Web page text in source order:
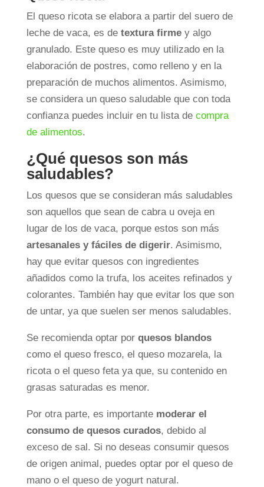
El queso ricota se elabora a partir del suero de
leche de vaca, es de textura firmey algo
granulado. Este queso es muy utilizado en la
elaboración de postres, como relleno y en la
preparación de muchos alimentos. Asimismo,
se considera un queso saludable que con toda
confianza puedes incluir en tu lista de compra
de alimentos.
¿Qué quesos son más
saludables?
Los quesos que se consideran más saludables
son aquellos que sean de cabra u oveja en
lugar de los de vaca, porque estos son más
artesanales y fáciles de digerir. Asimismo,
hay que evitar quesos con ingredientes
añadidos como la trufa, los aceites refinados y
colorantes. También hay que evitar los que son
de untar, ya que suelen ser menos saludables.
Se recomienda optar por quesos blandos
como el queso fresco, el queso mozarela, la
ricota o el queso feta ya que, su contenido en
grasas saturadas es menor.
Por otra parte, es importante moderar el
consumo de quesos curados, debido al
exceso de sal. Si no deseas consumir quesos
de origen animal, puedes optar por el queso de
mano o el queso de yogurt natural.